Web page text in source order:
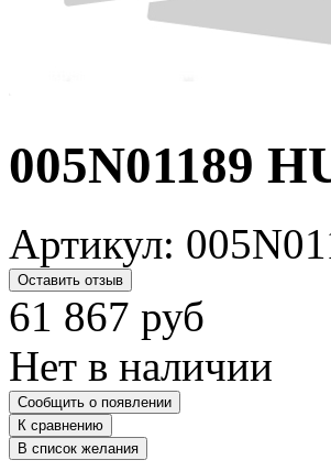
005N01189
Артикул:
Оставить отзыв
61 867 руб
Нет в наличии
Сообщить о появлении
К сравнению
В список желания